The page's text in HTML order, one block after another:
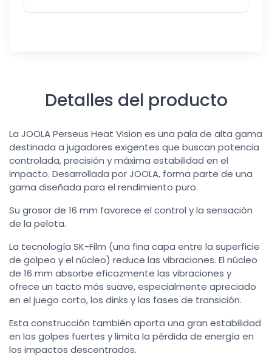
Detalles del producto
La JOOLA Perseus Heat Vision es una pala de alta gama
destinada a jugadores exigentes que buscan potencia
controlada, precisión y máxima estabilidad en el
impacto. Desarrollada por JOOLA, forma parte de una
gama diseñada para el rendimiento puro.
Su grosor de 16 mm favorece el control y la sensación
de la pelota.
La tecnología SK-Film (una fina capa entre la superficie
de golpeo y el núcleo) reduce las vibraciones. El núcleo
de 16 mm absorbe eficazmente las vibraciones y
ofrece un tacto más suave, especialmente apreciado
en el juego corto, los dinks y las fases de transición.
Esta construcción también aporta una gran estabilidad
en los golpes fuertes y limita la pérdida de energía en
los impactos descentrados.